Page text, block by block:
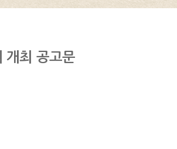
개최 공고문